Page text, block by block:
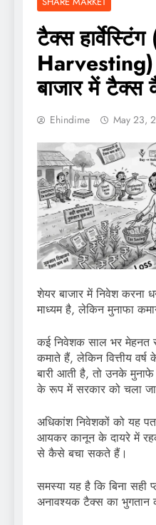
टैक्स
Harvesting)
बाजार में टैक्स
Ehindime May 23,
शेयर बाजार में निवेश करना
माध्यम है, लेकिन मुनाफा
कई निवेशक साल भर मेहनत
कमाते हैं, लेकिन वित्तीय
बारी आती है, तो उनके
के रूप में सरकार को चला
अधिकांश निवेशकों को यह
आयकर कानून के दायरे में
से कैसे बचा सकते हैं।
समस्या यह है कि बिना
अनावश्यक टैक्स का भुगतान